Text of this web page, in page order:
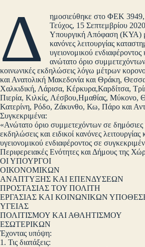
Δ
ημοσιεύθηκε στο ΦΕΚ 3949,
Τεύχος, 15 Σεπτεμβρίου
Υπουργική Απόφαση (ΚΥΑ)
κανόνες λειτουργίας
υγειονομικού ενδιαφέροντος
ανώτατο όριο
κοινωνικές εκδηλώσεις λόγω μέτρων
και Ανατολική Μακεδονία και Θράκη,
Χαλκιδική, Λάρισα, Κέρκυρα,Καρδίτσα,
Πιερία, Κιλκίς, Λέσβου,Ημαθίας, Μύκονο,
Κατερίνη, Ρόδο, Ζάκυνθο, Κω, Πάρο και
Συγκεκριμένα:
«Ανώτατο όριο συμμετεχόντων σε δημόσιες
εκδηλώσεις και ειδικοί κανόνες
υγειονομικού ενδιαφέροντος σε
Περιφερειακές Ενότητες και Δήμους της
ΟΙ ΥΠΟΥΡΓΟΙ
ΟΙΚΟΝΟΜΙΚΩΝ
ΑΝΑΠΤΥΞΗΣ ΚΑΙ ΕΠΕΝΔΥΣΕΩΝ
ΠΡΟΣΤΑΣΙΑΣ ΤΟΥ ΠΟΛΙΤΗ
ΕΡΓΑΣΙΑΣ ΚΑΙ ΚΟΙΝΩΝΙΚΩΝ
ΥΓΕΙΑΣ
ΠΟΛΙΤΙΣΜΟΥ ΚΑΙ ΑΘΛΗΤΙΣΜΟΥ
ΕΣΩΤΕΡΙΚΩΝ
Έχοντας υπόψη:
1. Τις διατάξεις: